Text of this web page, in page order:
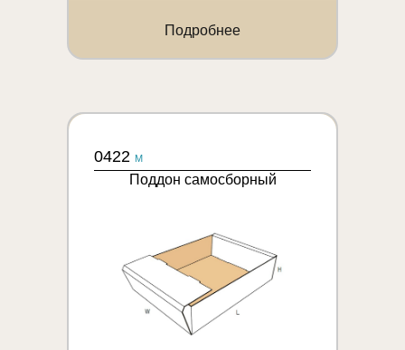
Подробнее
0422 M
Поддон самосборный